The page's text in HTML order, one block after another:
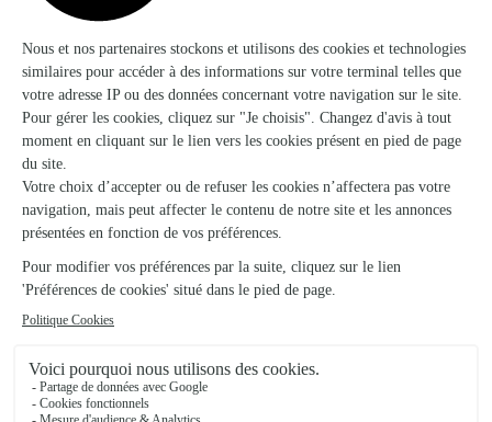
Voir la boutique
Ils ont fait livrer des fleurs ou une plante à
Contréglise
★ ★ ★ ★ ★
15/02/2026